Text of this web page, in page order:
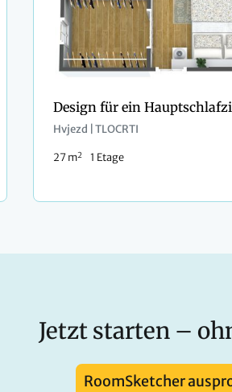
Design für ein
Hvjezd | TLOCRTI
27 m2 1 Etage
Jetzt starten –
RoomSketcher